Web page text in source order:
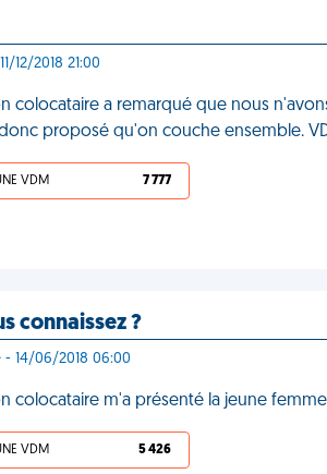
12/2018 21:00
colocataire a remarqué que nous
proposé qu'on couche ensemble.
VDM 7 777
connaissez ?
- 14/06/2018 06:00
colocataire m'a présenté la jeune
VDM 5 426